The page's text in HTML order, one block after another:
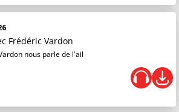
Frédéric Vardon
nous parle de l'ail